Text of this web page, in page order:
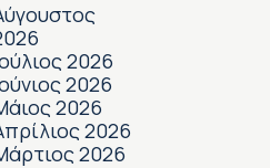
2026
2026
2026
2026
2026